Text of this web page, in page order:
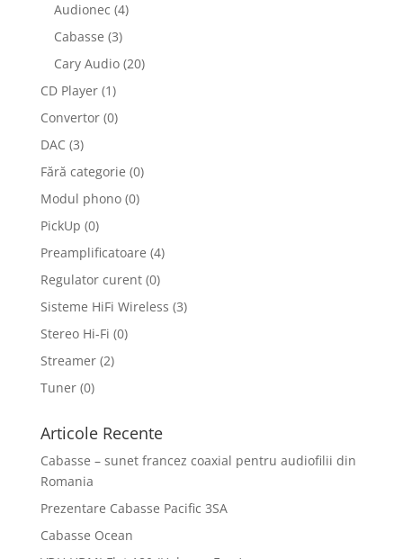
Audionec (4)
Cabasse (3)
Cary Audio (20)
CD Player (1)
Convertor (0)
DAC (3)
Fără categorie (0)
Modul phono (0)
PickUp (0)
Preamplificatoare (4)
Regulator curent (0)
Sisteme HiFi Wireless (3)
Stereo Hi-Fi (0)
Streamer (2)
Tuner (0)
Articole Recente
Cabasse – sunet francez coaxial pentru audiofilii din
Romania
Prezentare Cabasse Pacific 3SA
Cabasse Ocean